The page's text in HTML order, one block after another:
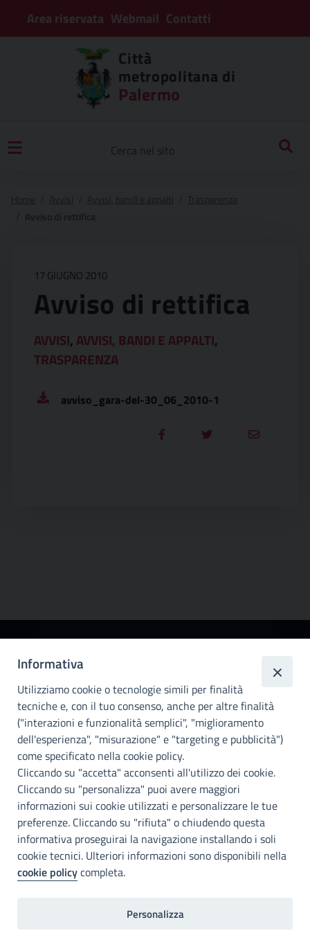
Area riservata Webmail Contatti
Città
metropolitana di
Palermo
17 GIUGNO 2010
Avviso di rettifica
AVVISI, AVVISI, BANDI E APPALTI,
TRASPARENZA
avviso_gara-del-30_06_2010-1
metropolitana di
Palermo
Info e contatti
Città Metropoliitana di Palermo
Via Maqueda, 100 - 90134 - Palermo
Cod. Fisc. 80021470820
PEC: cm.pa@cert.cittametropolitana.pa.it
I nostri canali social
Accessibilità
Città Metropolitana di Palermo si impegna a rendere il proprio sito
web accessibile, conformemente al D.lgs. 10 agosto 2018, n°106
Informativa
Utilizziamo cookie o tecnologie simili per finalità
tecniche e, con il tuo consenso, anche per altre finalità
("interazioni e funzionalità semplici", "miglioramento
dell'esperienza", "misurazione" e "targeting e pubblicità")
come specificato nella cookie policy.
Cliccando su "accetta" acconsenti all'utilizzo dei cookie.
Cliccando su "personalizza" puoi avere maggiori
informazioni sui cookie utilizzati e personalizzare le tue
preferenze. Cliccando su "rifiuta" o chiudendo questa
informativa proseguirai la navigazione installando i soli
cookie tecnici. Ulteriori informazioni sono disponibili nella
cookie policycompleta.
Personalizza